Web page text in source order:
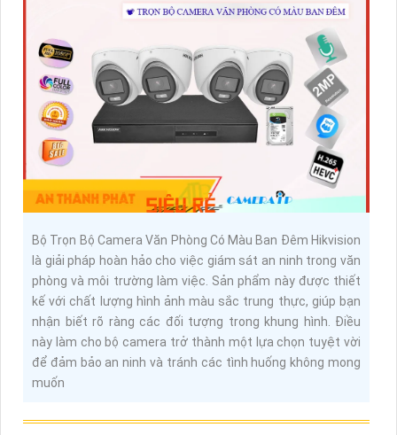
Bộ Trọn Bộ Camera Văn Phòng Có Màu Ban Đêm Hikvision
là giải pháp hoàn hảo cho việc giám sát an ninh trong văn
phòng và môi trường làm việc. Sản phẩm này được thiết
kế với chất lượng hình ảnh màu sắc trung thực, giúp bạn
nhận biết rõ ràng các đối tượng trong khung hình. Điều
này làm cho bộ camera trở thành một lựa chọn tuyệt vời
để đảm bảo an ninh và tránh các tình huống không mong
muốn